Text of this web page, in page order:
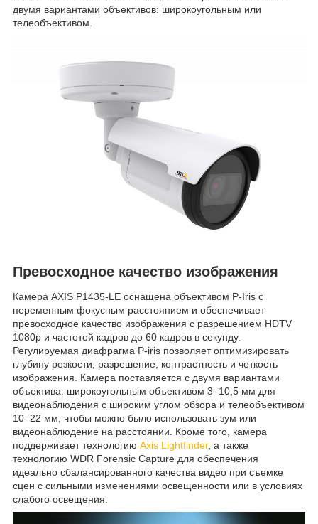
двумя вариантами объективов: широкоугольным или
телеобъективом.
Превосходное качество изображения
Камера AXIS P1435-LE оснащена объективом P-Iris с
переменным фокусным расстоянием и обеспечивает
превосходное качество изображения с разрешением HDTV
1080p и частотой кадров до 60 кадров в секунду.
Регулируемая диафрагма P-iris позволяет оптимизировать
глубину резкости, разрешение, контрастность и четкость
изображения. Камера поставляется с двумя вариантами
объектива: широкоугольным объективом 3–10,5 мм для
видеонаблюдения с широким углом обзора и телеобъективом
10–22 мм, чтобы можно было использовать зум или
видеонаблюдение на расстоянии. Кроме того, камера
поддерживает технологию Axis Lightfinder, а также
технологию WDR Forensic Capture для обеспечения
идеально сбалансированного качества видео при съемке
сцен с сильными изменениями освещенности или в условиях
слабого освещения.